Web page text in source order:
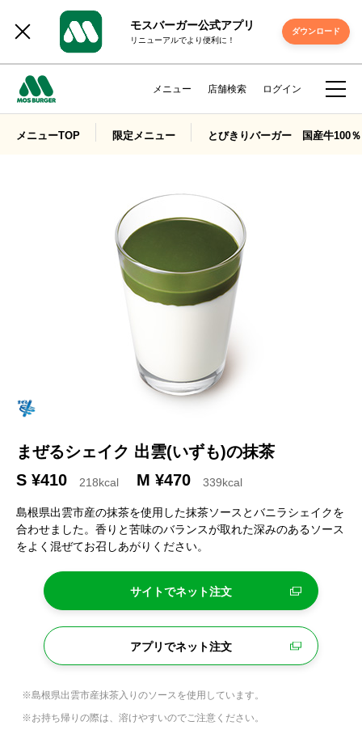
モスバーガー公式アプリ
リニューアルでより便利に！
ダウンロード
メニュー 店舗検索 ログイン
メニューTOP 限定メニュー とびきりバーガー 国産牛100％
まぜるシェイク 出雲(いずも)の抹茶
S ¥410
218kcal M ¥470 339kcal
島根県出雲市産の抹茶を使用した抹茶ソースとバニラシェイクを
合わせました。香りと苦味のバランスが取れた深みのあるソース
をよく混ぜてお召しあがりください。
サイトでネット注文
アプリでネット注文
※島根県出雲市産抹茶入りのソースを使用しています。
※お持ち帰りの際は、溶けやすいのでご注意ください。